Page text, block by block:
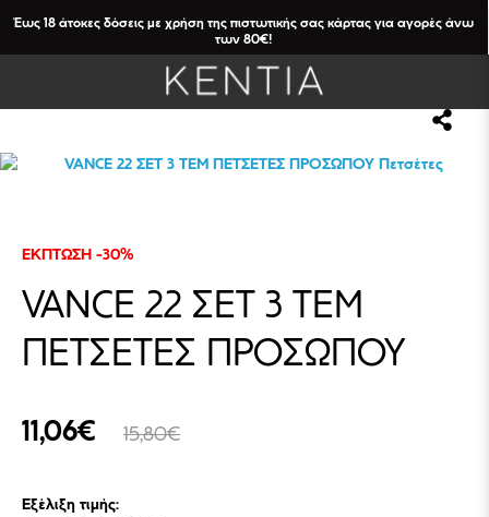
ΕΚΠΤΩΣΗ -30%
VANCE 22 ΣΕΤ 3 ΤΕΜ
ΠΕΤΣΕΤΕΣ ΠΡΟΣΩΠΟΥ
11,06€ 15,80€
Εξέλιξη τιμής:
Έως 18 άτοκες δόσεις με χρήση της πιστωτικής σας κάρτας για αγορές άνω
των 80€!